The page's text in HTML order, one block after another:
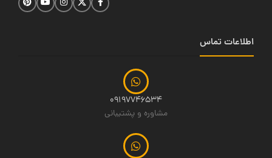
اطلاعات تماس
09197746534
مشاوره و پشتیبانی